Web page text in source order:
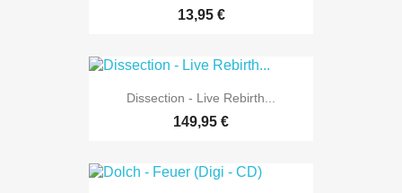
13,95 €
Dissection - Live Rebirth...
149,95 €